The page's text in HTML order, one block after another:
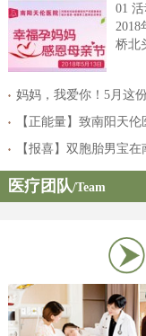
01
2018
桥北
妈妈，我爱你！5月这
【正能量】致南阳天
【报喜】双胞胎男宝
医疗团队/Team